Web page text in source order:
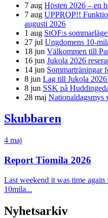
7 aug Hösten 2026 – en
7 aug UPPROP!!
augusti 2026
1 aug StOF:s
27 jul Ungdomens 10-
18 jun Välkommen till
16 jun Jukola 2026
14 jun Sommarträningar
8 jun Lag till Jukola
8 jun SSK på
28 maj Nationaldagsmys
Skubbaren
4 maj
Report Tiomila 2026
Last weekend it was time
10mila...
Nyhetsarkiv